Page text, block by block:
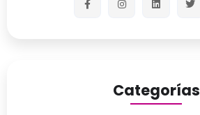
Categorías